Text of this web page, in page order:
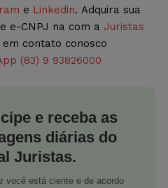
e Linkedin. Adquira sua
e-CNPJ na com a Juristas
contato conosco
(83) 9 93826000
e receba as
diárias do
Juristas.
você está ciente e de acordo